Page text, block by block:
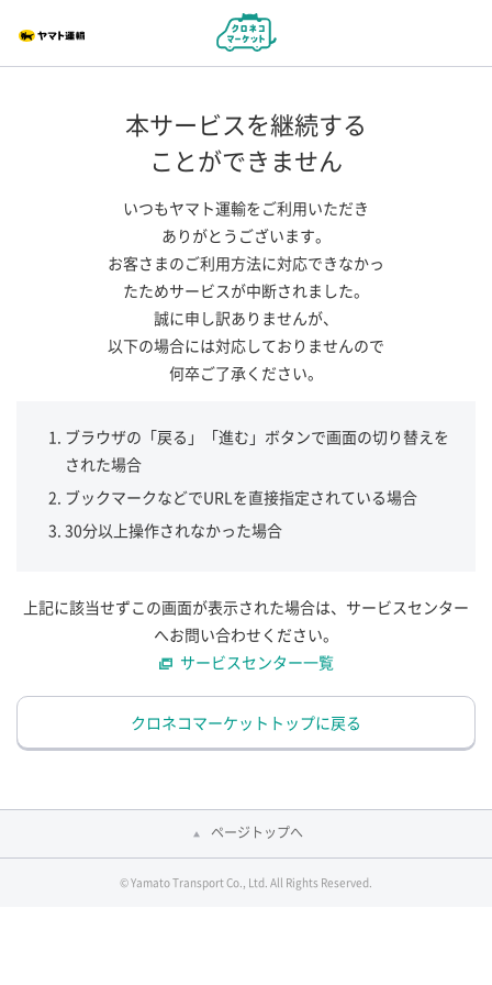
本サービスを継続する
ことができません
いつもヤマト運輸をご利用いただき
ありがとうございます。
お客さまのご利用方法に対応できなかっ
たためサービスが中断されました。
誠に申し訳ありませんが、
以下の場合には対応しておりませんので
何卒ご了承ください。
ブラウザの「戻る」「進む」ボタンで画面の切り替えを
された場合
ブックマークなどでURLを直接指定されている場合
30分以上操作されなかった場合
上記に該当せずこの画面が表示された場合は、サービスセンター
へお問い合わせください。
サービスセンター一覧
クロネコマーケットトップに戻る
ページトップへ
© Yamato Transport Co., Ltd. All Rights Reserved.